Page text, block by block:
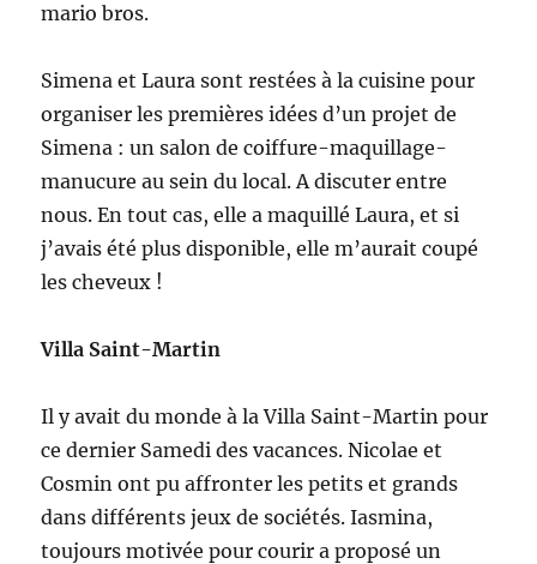
mario bros.
Simena et Laura sont restées à la cuisine pour
organiser les premières idées d’un projet de
Simena : un salon de coiffure-maquillage-
manucure au sein du local. A discuter entre
nous. En tout cas, elle a maquillé Laura, et si
j’avais été plus disponible, elle m’aurait coupé
les cheveux !
Villa Saint-Martin
Il y avait du monde à la Villa Saint-Martin pour
ce dernier Samedi des vacances. Nicolae et
Cosmin ont pu affronter les petits et grands
dans différents jeux de sociétés. Iasmina,
toujours motivée pour courir a proposé un